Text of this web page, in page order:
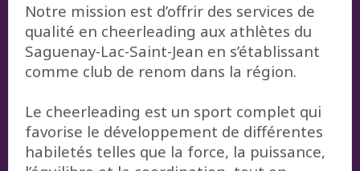
Notre mission est d’offrir des services de
qualité en cheerleading aux athlètes du
Saguenay-Lac-Saint-Jean en s’établissant
comme club de renom dans la région.
Le cheerleading est un sport complet qui
favorise le développement de différentes
habiletés telles que la force, la puissance,